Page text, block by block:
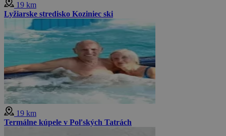
19 km
Lyžiarske stredisko Koziniec ski
19 km
Termálne kúpele v Poľských Tatrách